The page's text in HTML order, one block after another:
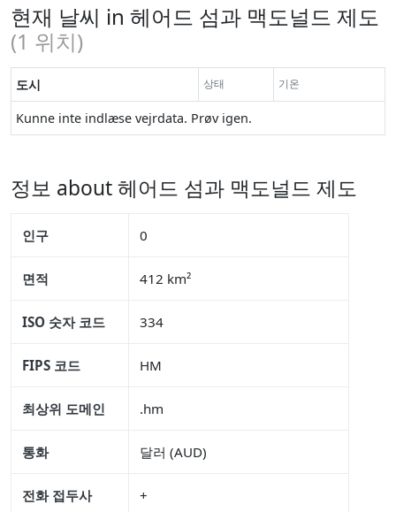
현재 날씨 in 헤어드 섬과 맥도널드 제도
(1 위치)
도시 상태 기온
Kunne inte indlæse vejrdata. Prøv igen.
정보 about 헤어드 섬과 맥도널드 제도
인구 0
면적 412 km²
ISO 숫자 코드 334
FIPS 코드 HM
최상위 도메인 .hm
통화 달러 (AUD)
전화 접두사 +